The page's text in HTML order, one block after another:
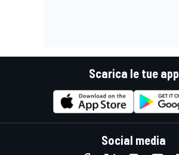
Scarica le tue app
Social media